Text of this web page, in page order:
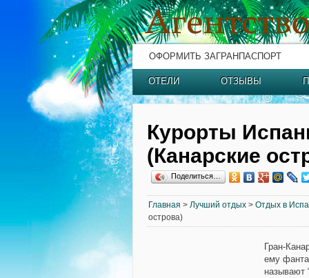
ОФОРМИТЬ ЗАГРАНПАСПОРТ
ОТЕЛИ ОТЗЫВЫ
Курорты
(Канарские
Поделиться…
Главная > Лучший отдых > Отдых в
острова)
Гран-
ему
называют